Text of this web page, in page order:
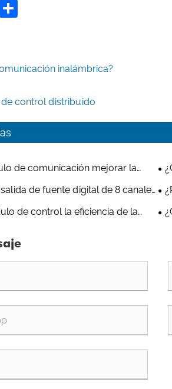
LinkedIn
inalámbrica?
control distribuido
de comunicación mejorar la
de fuente digital de 8 canales
la automatización industrial?
de control la eficiencia de la